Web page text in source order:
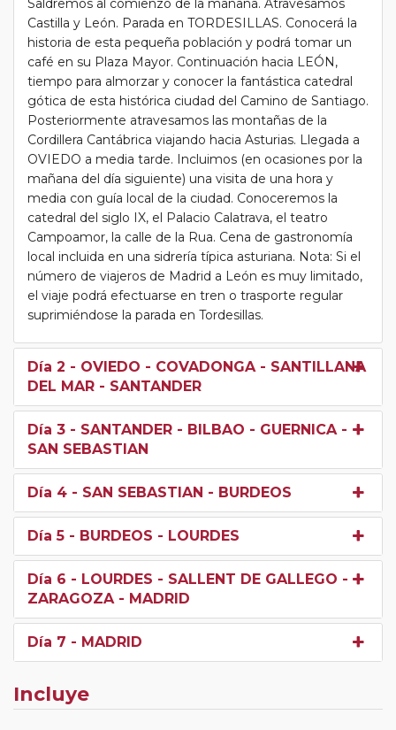
Saldremos al comienzo de la mañana. Atravesamos
Castilla y León. Parada en TORDESILLAS. Conocerá la
historia de esta pequeña población y podrá tomar un
café en su Plaza Mayor. Continuación hacia LEÓN,
tiempo para almorzar y conocer la fantástica catedral
gótica de esta histórica ciudad del Camino de Santiago.
Posteriormente atravesamos las montañas de la
Cordillera Cantábrica viajando hacia Asturias. Llegada a
OVIEDO a media tarde. Incluimos (en ocasiones por la
mañana del día siguiente) una visita de una hora y
media con guía local de la ciudad. Conoceremos la
catedral del siglo IX, el Palacio Calatrava, el teatro
Campoamor, la calle de la Rua. Cena de gastronomía
local incluida en una sidrería típica asturiana. Nota: Si el
número de viajeros de Madrid a León es muy limitado,
el viaje podrá efectuarse en tren o trasporte regular
suprimiéndose la parada en Tordesillas.
Día 2 - OVIEDO - COVADONGA - SANTILLANA
DEL MAR - SANTANDER
Día 3 - SANTANDER - BILBAO - GUERNICA -
SAN SEBASTIAN
Día 4 - SAN SEBASTIAN - BURDEOS
Día 5 - BURDEOS - LOURDES
Día 6 - LOURDES - SALLENT DE GALLEGO -
ZARAGOZA - MADRID
Día 7 - MADRID
Incluye